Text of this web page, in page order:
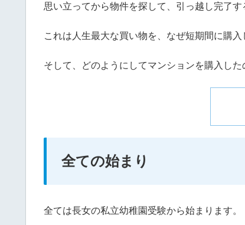
思い立ってから物件を探して、引っ越し完了
これは人生最大な買い物を、なぜ短期間に購入
そして、どのようにしてマンションを購入した
全ての始まり
全ては長女の私立幼稚園受験から始まります。